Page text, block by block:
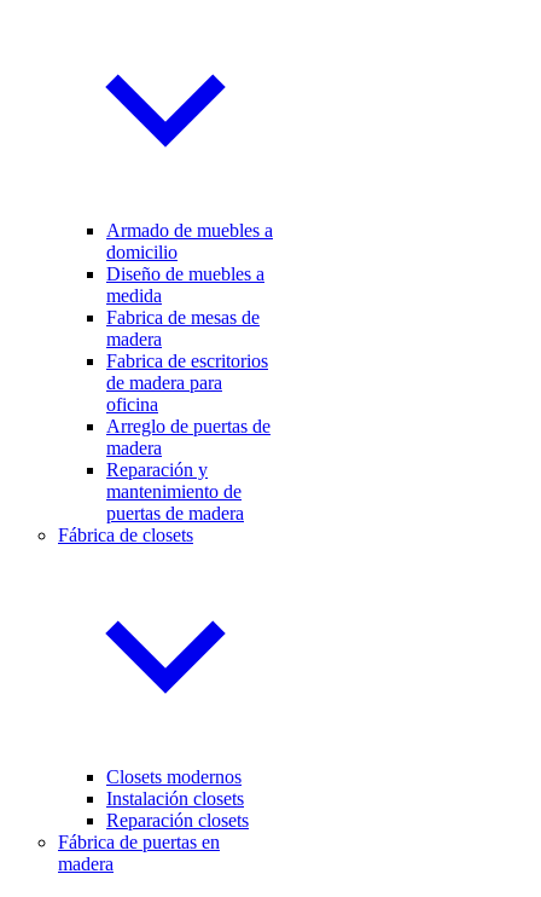
Armado de muebles a
domicilio
Diseño de muebles a
medida
Fabrica de mesas de
madera
Fabrica de escritorios
de madera para
oficina
Arreglo de puertas de
madera
Reparación y
mantenimiento de
puertas de madera
Fábrica de closets
Closets modernos
Instalación closets
Reparación closets
Fábrica de puertas en
madera